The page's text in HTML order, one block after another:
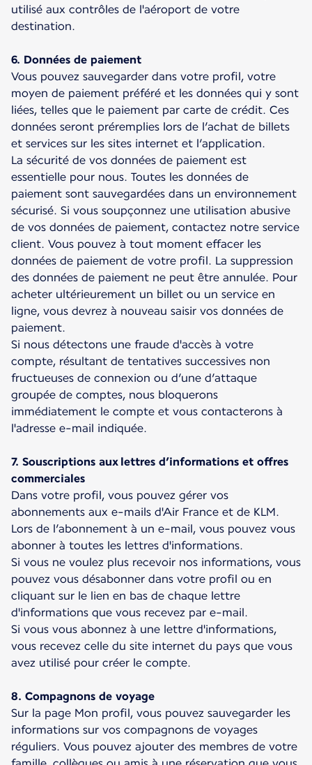
utilisé aux contrôles de l'aéroport de votre
destination.
6. Données de paiement
Vous pouvez sauvegarder dans votre profil, votre
moyen de paiement préféré et les données qui y sont
liées, telles que le paiement par carte de crédit. Ces
données seront préremplies lors de l’achat de billets
et services sur les sites internet et l’application.
La sécurité de vos données de paiement est
essentielle pour nous. Toutes les données de
paiement sont sauvegardées dans un environnement
sécurisé. Si vous soupçonnez une utilisation abusive
de vos données de paiement, contactez notre service
client. Vous pouvez à tout moment effacer les
données de paiement de votre profil. La suppression
des données de paiement ne peut être annulée. Pour
acheter ultérieurement un billet ou un service en
ligne, vous devrez à nouveau saisir vos données de
paiement.
Si nous détectons une fraude d'accès à votre
compte, résultant de tentatives successives non
fructueuses de connexion ou d’une d’attaque
groupée de comptes, nous bloquerons
immédiatement le compte et vous contacterons à
l'adresse e-mail indiquée.
7. Souscriptions aux lettres d’informations et offres
commerciales
Dans votre profil, vous pouvez gérer vos
abonnements aux e-mails d'Air France et de KLM.
Lors de l’abonnement à un e-mail, vous pouvez vous
abonner à toutes les lettres d'informations.
Si vous ne voulez plus recevoir nos informations, vous
pouvez vous désabonner dans votre profil ou en
cliquant sur le lien en bas de chaque lettre
d'informations que vous recevez par e-mail.
Si vous vous abonnez à une lettre d'informations,
vous recevez celle du site internet du pays que vous
avez utilisé pour créer le compte.
8. Compagnons de voyage
Sur la page Mon profil, vous pouvez sauvegarder les
informations sur vos compagnons de voyages
réguliers. Vous pouvez ajouter des membres de votre